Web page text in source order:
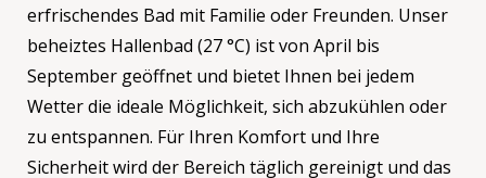
erfrischendes Bad mit Familie oder Freunden. Unser
beheiztes Hallenbad (27 °C) ist von April bis
September geöffnet und bietet Ihnen bei jedem
Wetter die ideale Möglichkeit, sich abzukühlen oder
zu entspannen. Für Ihren Komfort und Ihre
Sicherheit wird der Bereich täglich gereinigt und das